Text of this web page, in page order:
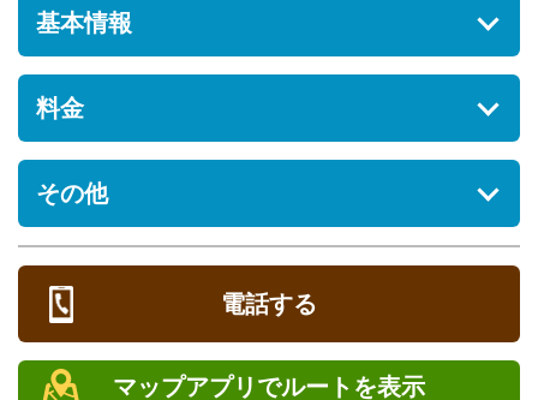
基本情報
住所
沖縄県島尻郡伊是名村諸見133
駐車場
[なし] 無料
営業時間
定休日
0980-45-2666
料金
その他
レストラン
[ なし ]
[ なし ]
電話する
マップアプリでルートを表示